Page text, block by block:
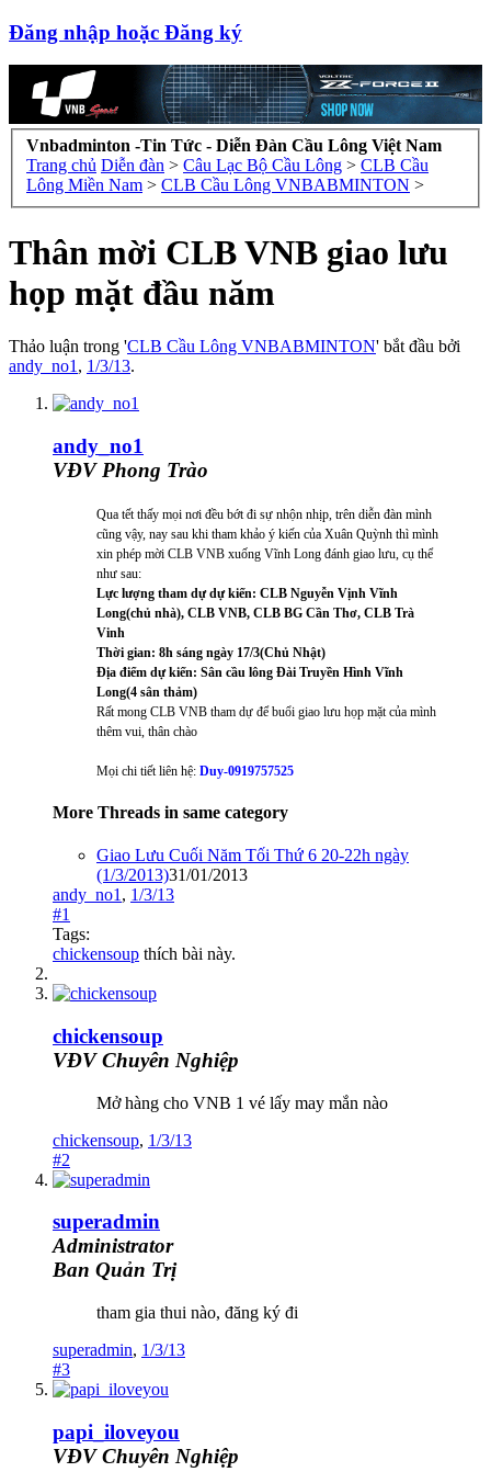
Đăng nhập hoặc Đăng ký
Vnbadminton -Tin Tức - Diễn Đàn Cầu Lông Việt Nam
Trang chủ Diễn đàn > Câu Lạc Bộ Cầu Lông > CLB Cầu
Lông Miền Nam > CLB Cầu Lông VNBABMINTON >
Thân mời CLB VNB giao lưu
họp mặt đầu năm
Thảo luận trong 'CLB Cầu Lông VNBABMINTON' bắt đầu bởi
andy_no1 , 1/3/13.
andy_no1
VĐV Phong Trào
Qua tết thấy mọi nơi đều bớt đi sự nhộn nhịp, trên diễn đàn mình
cũng vậy, nay sau khi tham khảo ý kiến của Xuân Quỳnh thì mình
xin phép mời CLB VNB xuống Vĩnh Long đánh giao lưu, cụ thể
như sau:
Lực lượng tham dự dự kiến: CLB Nguyễn Vịnh Vĩnh
Long(chủ nhà), CLB VNB, CLB BG Cần Thơ, CLB Trà
Vinh
Thời gian: 8h sáng ngày 17/3(Chủ Nhật)
Địa điểm dự kiến: Sân cầu lông Đài Truyền Hình Vĩnh
Long(4 sân thảm)
Rất mong CLB VNB tham dự để buổi giao lưu họp mặt của mình
thêm vui, thân chào
Mọi chi tiết liên hệ: Duy-0919757525
More Threads in same category
Giao Lưu Cuối Năm Tối Thứ 6 20-22h ngày
(1/3/2013)31/01/2013
andy_no1 , 1/3/13
#1
Tags:
chickensoup thích bài này.
chickensoup
VĐV Chuyên Nghiệp
Mở hàng cho VNB 1 vé lấy may mắn nào
chickensoup, 1/3/13
#2
superadmin
Administrator
Ban Quản Trị
tham gia thui nào, đăng ký đi
superadmin, 1/3/13
#3
papi_iloveyou
VĐV Chuyên Nghiệp